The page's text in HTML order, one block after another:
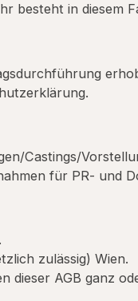
besteht in diesem
Castings/
für PR- und
zulässig) Wien.
dieser AGB ganz